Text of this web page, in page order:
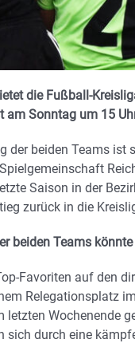
die Fußball-
Sonntag um 15
der beiden Teams
Saison in der
zurück in die
beiden Teams
Favoriten auf den
Relegationsplatz
Wochenende
sich durch eine